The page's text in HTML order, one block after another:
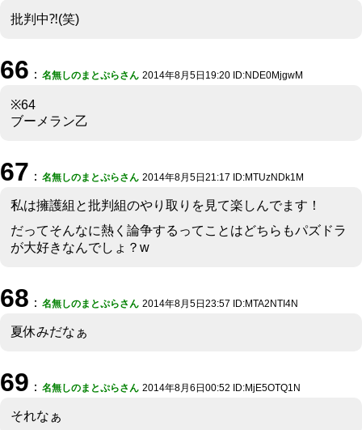
批判中⁈(笑)
66 ： 名無しのまとぷらさん 2014年8月5日19:20 ID:NDE0MjgwM
※64
ブーメラン乙
67 ： 名無しのまとぷらさん 2014年8月5日21:17 ID:MTUzNDk1M
私は擁護組と批判組のやり取りを見て楽しんでます！
だってそんなに熱く論争するってことはどちらもパズドラ
が大好きなんでしょ？w
68 ： 名無しのまとぷらさん 2014年8月5日23:57 ID:MTA2NTI4N
夏休みだなぁ
69 ： 名無しのまとぷらさん 2014年8月6日00:52 ID:MjE5OTQ1N
それなぁ